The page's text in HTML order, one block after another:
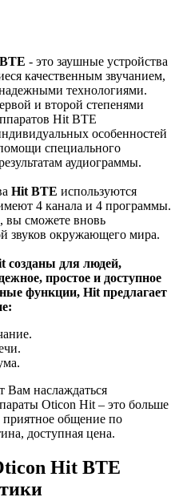
- это заушные устройства
качественным звучанием,
технологиями.
и второй степенями
Hit BTE
особенностей
специального
аудиограммы.
Hit BTE используются
4 канала и 4 программы.
вы сможете вновь
звуков окружающего мира.
созданы для людей,
простое и доступное
функции, Hit предлагает
Вам наслаждаться
Oticon Hit – это больше
приятное общение по
доступная цена.
Hit BTE